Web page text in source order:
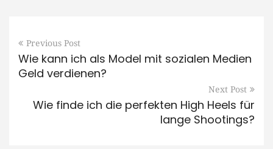
Previous Post
Wie kann ich als Model mit sozialen Medien
Geld verdienen?
Next Post
Wie finde ich die perfekten High Heels für
lange Shootings?